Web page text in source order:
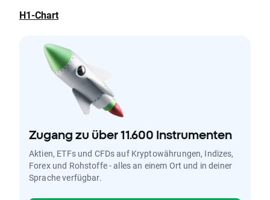
H1-Chart
Zugang zu über 11.600 Instrumenten
Aktien, ETFs und CFDs auf Kryptowährungen, Indizes,
Forex und Rohstoffe - alles an einem Ort und in deiner
Sprache verfügbar.